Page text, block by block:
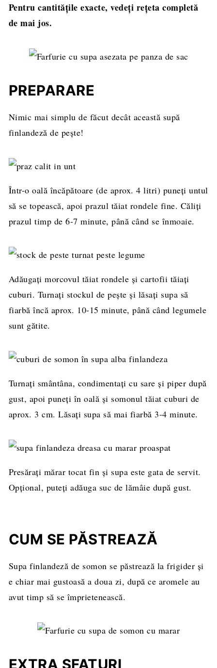
Pentru cantitățile exacte, vedeți rețeta completă
de mai jos.
PREPARARE
Nimic mai simplu de făcut decât această supă
finlandeză de pește!
Într-o oală încăpătoare (de aprox. 4 litri) puneți untul
să se topească, apoi prazul tăiat rondele fine. Căliți
prazul timp de 6-7 minute, până când se înmoaie.
Adăugați morcovul tăiat rondele și cartofii tăiați
cuburi. Turnați stockul de pește și lăsați supa să
fiarbă încă aprox. 10-15 minute, până când legumele
sunt gătite.
Turnați smântâna, condimentați cu sare și piper după
gust, apoi puneți în oală și somonul tăiat cuburi de
aprox. 3 cm. Lăsați supa să mai fiarbă 3-4 minute.
Presărați mărar tocat fin și supa este gata de servit.
Opțional, puteți adăuga suc de lămâie după gust.
CUM SE PĂSTREAZĂ
Supa finlandeză de somon se păstrează la frigider și
e chiar mai gustoasă a doua zi, după ce aromele au
avut timp să se împrietenească.
EXTRA SFATURI